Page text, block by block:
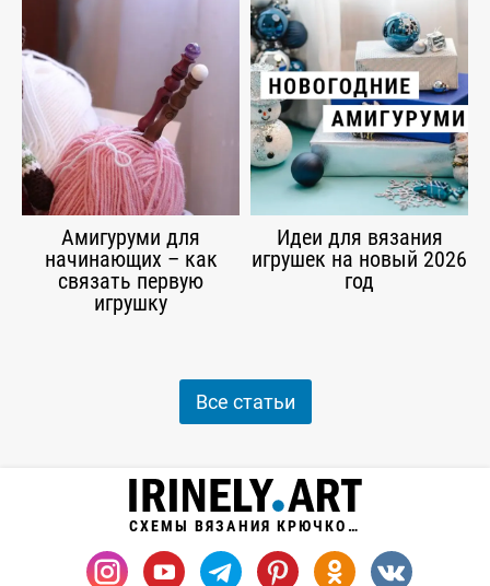
Амигуруми для
начинающих – как
связать первую
игрушку
Идеи для вязания
игрушек на новый 2026
год
Все статьи
СХЕМЫ ВЯЗАНИЯ КРЮЧКОМ